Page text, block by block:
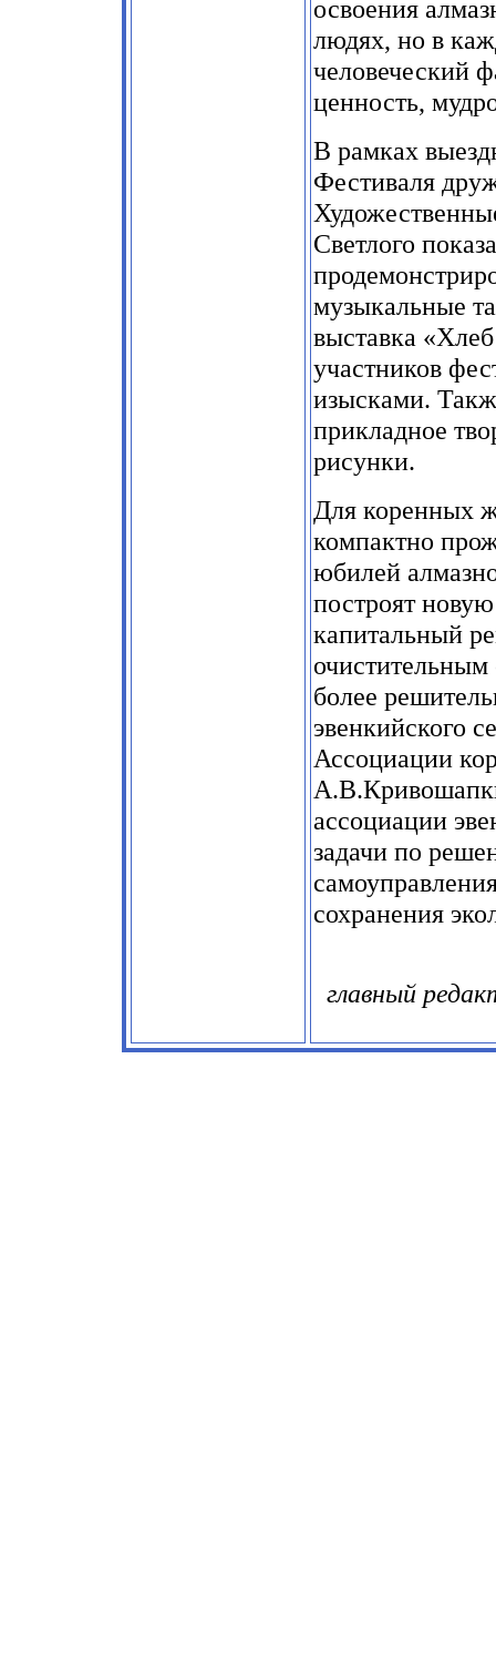
освоения
людях, но в
человеческий
ценность,
В рамках
Фестиваля
Светлого
музыкальные
выставка
участников
изысками.
прикладное
рисунки.
Для коренных
компактно
юбилей
построят
капитальный
более
эвенкийского
Ассоциации
ассоциации
задачи по
сохранения
главный